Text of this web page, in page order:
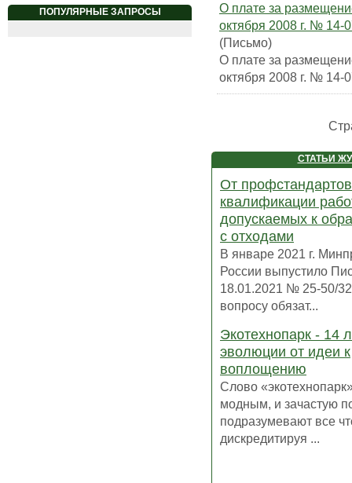
ПОПУЛЯРНЫЕ ЗАПРОСЫ
О плате за
октября 2008 г. № 14-
(Письмо)
О плате за
октября 2008 г. № 14-
СТАТЬИ
От
квалификации
допускаемых к
с отходами
В январе 2021 г.
России выпустило
18.01.2021 № 25-50/
вопросу обязат...
Экотехнопарк - 14
эволюции от идеи к
воплощению
Слово
модным, и зачастую
подразумевают все
дискредитируя ...